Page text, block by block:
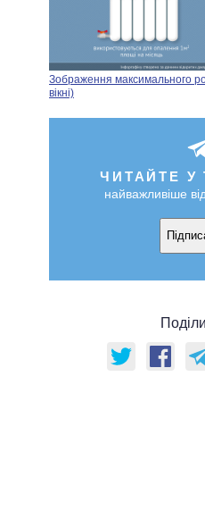
Зображення максимального
вікні)
ЧИТАЙТЕ У
найважливіше